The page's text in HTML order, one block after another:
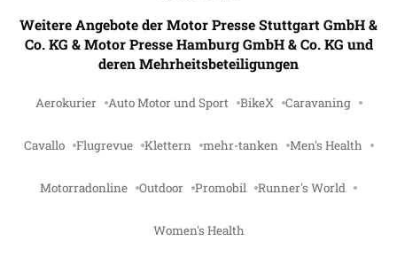
Weitere Angebote der Motor Presse Stuttgart GmbH &
Co. KG & Motor Presse Hamburg GmbH & Co. KG und
deren Mehrheitsbeteiligungen
Aerokurier Auto Motor und Sport BikeX Caravaning
Cavallo Flugrevue Klettern mehr-tanken Men's Health
Motorradonline Outdoor Promobil Runner's World
Women's Health